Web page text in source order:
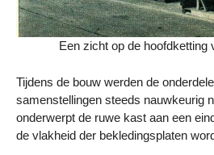
Een zicht op de hoofdketting
Tijdens de bouw werden de
samenstellingen steeds nauwkeurig
onderwerpt de ruwe kast aan een
de vlakheid der bekledingsplaten